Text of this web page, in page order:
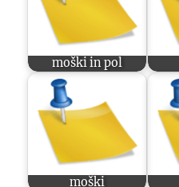
moški in pol
moški